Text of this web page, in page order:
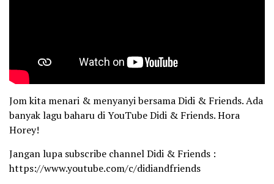
Jom kita menari & menyanyi bersama Didi & Friends. Ada
banyak lagu baharu di YouTube Didi & Friends. Hora
Horey!
Jangan lupa subscribe channel Didi & Friends :
https://www.youtube.com/c/didiandfriends